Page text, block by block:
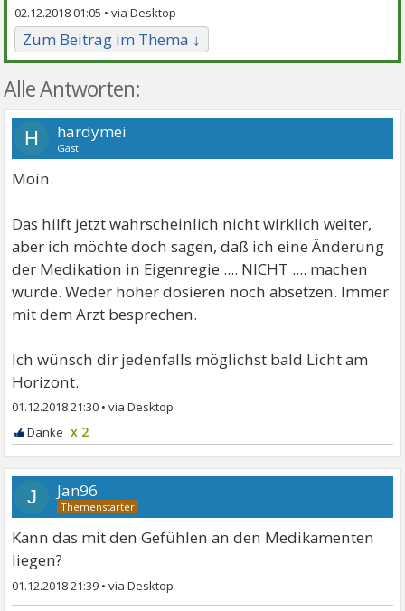
02.12.2018 01:05 •
Zum Beitrag im Thema ↓
Alle Antworten:
H hardymei
Gast
Moin.
Das hilft jetzt wahrscheinlich nicht wirklich weiter,
aber ich möchte doch sagen, daß ich eine Änderung
der Medikation in Eigenregie .... NICHT .... machen
würde. Weder höher dosieren noch absetzen. Immer
mit dem Arzt besprechen.
Ich wünsch dir jedenfalls möglichst bald Licht am
Horizont.
01.12.2018 21:30 •
x 2
J Jan96
Kann das mit den Gefühlen an den Medikamenten
liegen?
01.12.2018 21:39 •